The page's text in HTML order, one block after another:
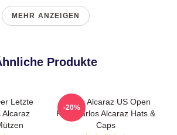
MEHR ANZEIGEN
Produkte
Letzte
Alcaraz
Carlos Alcaraz US Open
King Carlos Alcaraz Hats &
Caps
-20%